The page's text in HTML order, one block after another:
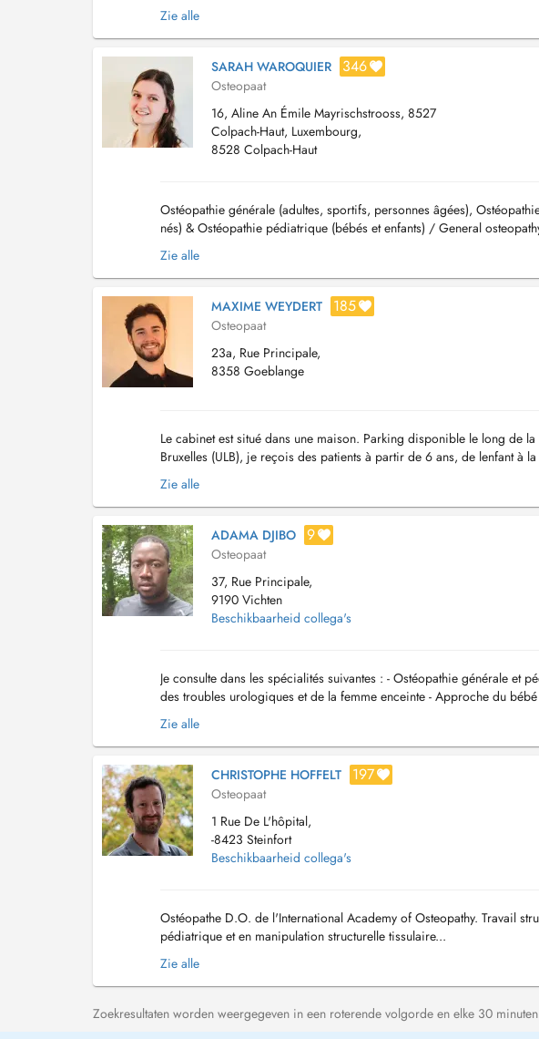
Zie alle
SARAH WAROQUIER 346
Osteopaat
16, Aline An Émile Mayrischstrooss, 8527
Colpach-Haut, Luxembourg,
8528 Colpach-Haut
Ostéopathie générale (adultes, sportifs, personnes âgées),
nés) & Ostéopathie pédiatrique (bébés et enfants) / General
women, postpartum and newborns) & Pediatric ...
Zie alle
MAXIME WEYDERT 185
Osteopaat
23a, Rue Principale,
8358 Goeblange
Le cabinet est situé dans une maison. Parking disponible le long de
Bruxelles (ULB), je reçois des patients à partir de 6 ans, de lenfant à
une approche clinique et basée sur l...
Zie alle
ADAMA DJIBO 9
Osteopaat
37, Rue Principale,
9190 Vichten
Beschikbaarheid collega's
Je consulte dans les spécialités suivantes : - Ostéopathie générale et
des troubles urologiques et de la femme enceinte - Approche du
kinésithérapie vestibulaire Lieu...
Zie alle
CHRISTOPHE HOFFELT 197
Osteopaat
1 Rue De L'hôpital,
-8423 Steinfort
Beschikbaarheid collega's
Ostéopathe D.O. de l'International Academy of Osteopathy. Travail
pédiatrique et en manipulation structurelle tissulaire...
Zie alle
Zoekresultaten worden weergegeven in een roterende volgorde en elke 30